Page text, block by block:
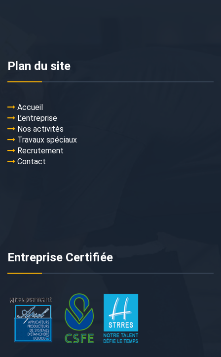
Plan du site
Accueil
L’entreprise
Nos activités
Travaux spéciaux
Recrutement
Contact
Entreprise Certifiée